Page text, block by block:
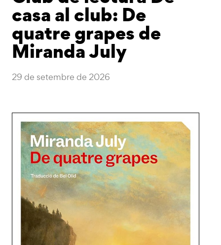
casa al club: De
quatre grapes de
Miranda July
29 de setembre de 2026